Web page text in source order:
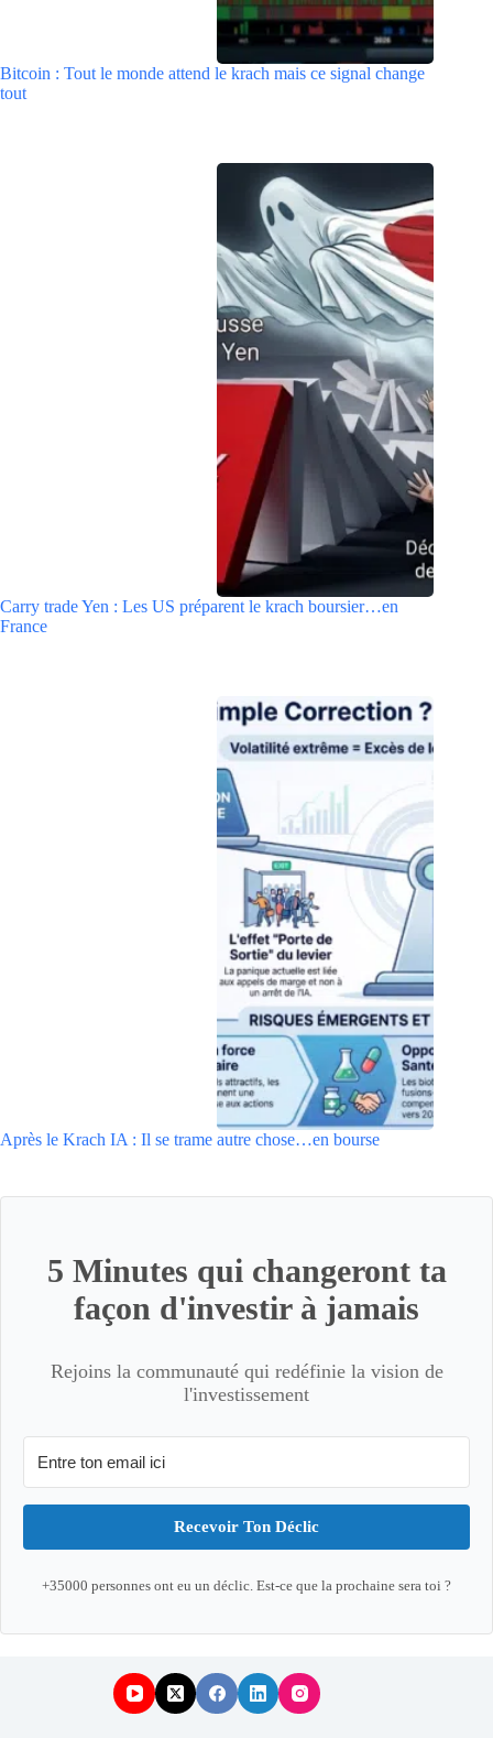
Bitcoin : Tout le monde attend le krach mais ce signal change
tout
Carry trade Yen : Les US préparent le krach boursier…en
France
Après le Krach IA : Il se trame autre chose…en bourse
5 Minutes qui changeront ta
façon d'investir à jamais
Rejoins la communauté qui redéfinie la vision de
l'investissement
Recevoir Ton Déclic
+35000 personnes ont eu un déclic. Est-ce que la prochaine sera toi ?